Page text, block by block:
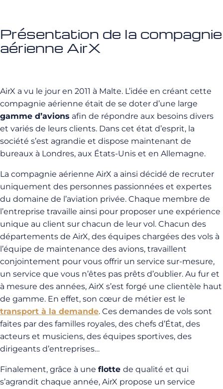
Présentation de la compagnie
aérienne AirX
AirX a vu le jour en 2011 à Malte. L’idée en créant cette
compagnie aérienne était de se doter d’une large
gamme d’avions afin de répondre aux besoins divers
et variés de leurs clients. Dans cet état d’esprit, la
société s’est agrandie et dispose maintenant de
bureaux à Londres, aux États-Unis et en Allemagne.
La compagnie aérienne AirX a ainsi décidé de recruter
uniquement des personnes passionnées et expertes
du domaine de l’aviation privée. Chaque membre de
l’entreprise travaille ainsi pour proposer une expérience
unique au client sur chacun de leur vol. Chacun des
départements de AirX, des équipes chargées des vols à
l’équipe de maintenance des avions, travaillent
conjointement pour vous offrir un service sur-mesure,
un service que vous n’êtes pas prêts d’oublier. Au fur et
à mesure des années, AirX s’est forgé une clientèle haut
de gamme. En effet, son cœur de métier est le
transport à la demande. Ces demandes de vols sont
faites par des familles royales, des chefs d’État, des
acteurs et musiciens, des équipes sportives, des
dirigeants d’entreprises…
Finalement, grâce à une flotte de qualité et qui
s’agrandit chaque année, AirX propose un service